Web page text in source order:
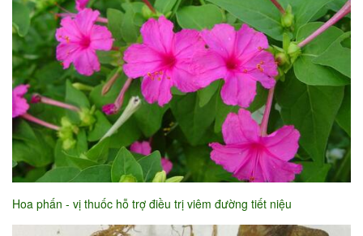
Hoa phấn - vị thuốc hỗ trợ điều trị viêm đường tiết niệu